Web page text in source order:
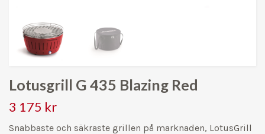
Lotusgrill G 435 Blazing Red
3 175 kr
Snabbaste och säkraste grillen på marknaden, LotusGrill